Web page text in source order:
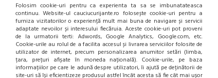
Folosim cookie-uri pentru ca experienta ta sa se imbunatateasca
continuu. Website-ul cauciucurijante.ro folosește cookie-uri pentru a
furniza vizitatorilor o experiență mult mai buna de navigare și servicii
adaptate nevoilor și interesului fiecăruia. Aceste cookie-uri pot proveni
de la urmatorii terti: Adwords, Google Analytics, Google.com, etc.
Cookie-urile au rolul de a facilita accesul și livrarea serviciilor folosite de
utilizator de internet, precum personalizarea anumitor setări (limba,
țara, prețuri afișate în moneda națională). Cookie-urile, pe baza
informațiilor pe care le adună despre utilizatori, îi ajută pe deținătorii de
site-uri să își eficientizeze produsul astfel încât acesta să fie cât mai ușor
Garantie si returnare
Mod de livrare
Protectia consumatorului - A.N.P.C.
Panou de control GDPR
DESPRE NOI
Contact